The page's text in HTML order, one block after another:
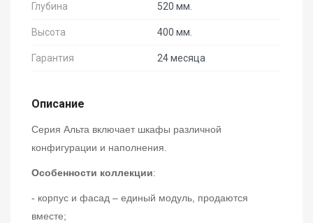
Глубина 520 мм.
Высота 400 мм.
Гарантия 24 месяца
Описание
Серия Альта включает шкафы различной
конфигурации и наполнения.
Особенности коллекции:
- корпус и фасад – единый модуль, продаются
вместе;